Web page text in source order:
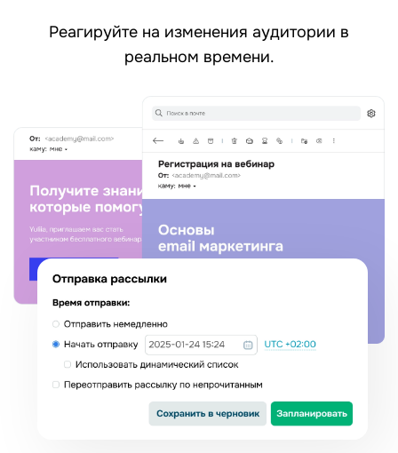
Реагируйте на изменения аудитории в
реальном времени.